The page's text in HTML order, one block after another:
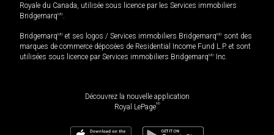
Royale du Canada, utilisée sous licence par les Services immobiliers
BridgemarqMD
BridgemarqMD et ses logos / Services immobiliers BridgemarqMD sont des
marques de commerce déposées de Residential Income Fund L.P. et sont
utilisées sous licence par Services immobiliers BridgemarqMD Inc.
Découvrez la nouvelle application
Royal LePageMD